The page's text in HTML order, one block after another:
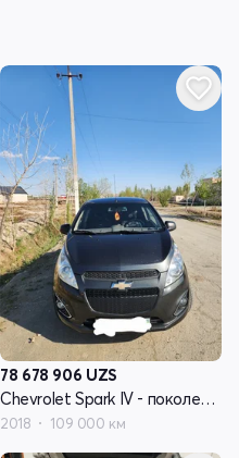
78 678 906 UZS
Chevrolet Spark IV - поколение рестайлинг
2018 109 000 км